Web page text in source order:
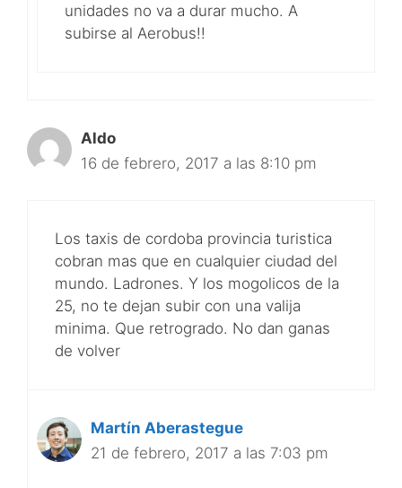
unidades no va a durar mucho. A
subirse al Aerobus!!
Aldo
16 de febrero, 2017 a las 8:10 pm
Los taxis de cordoba provincia turistica
cobran mas que en cualquier ciudad del
mundo. Ladrones. Y los mogolicos de la
25, no te dejan subir con una valija
minima. Que retrogrado. No dan ganas
de volver
Martín Aberastegue
21 de febrero, 2017 a las 7:03 pm